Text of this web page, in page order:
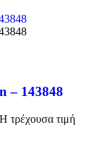
– 143848
Η τρέχουσα τιμή